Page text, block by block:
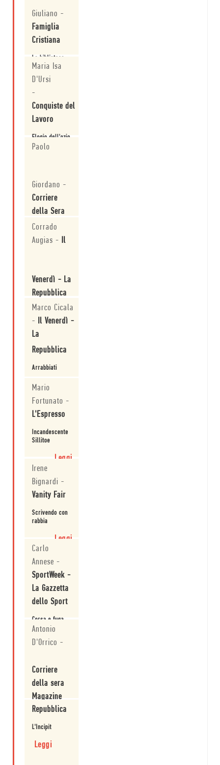
Giuliano -
Famiglia
Cristiana
La biblioteca
di famiglia
Maria Isa
D'Ursi
-
Conquiste del
Lavoro
Elogio dell'ozio
(e delle buone
Paolo
Giordano -
Corriere
della Sera
Il ribelle
Sillitoe: un
maratoneta
Corrado
Augias - Il
Venerdì - La
Repubblica
Segnalati da
Augias
Marco Cicala
- Il Venerdì -
La
Repubblica
Arrabbiati
Mario
Fortunato -
L'Espresso
Incandescente
Sillitoe
Leggi
Irene
Bignardi -
Vanity Fair
Scrivendo con
rabbia
Leggi
Carlo
Annese -
SportWeek -
La Gazzetta
dello Sport
Corsa e fuga
dello sport
letteratura
Antonio
D'Orrico -
Corriere
della sera
Magazine
La solitudine
del maratoneta
Repubblica
L'Incipit
Leggi